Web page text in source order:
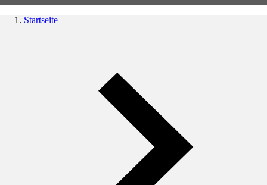
Startseite